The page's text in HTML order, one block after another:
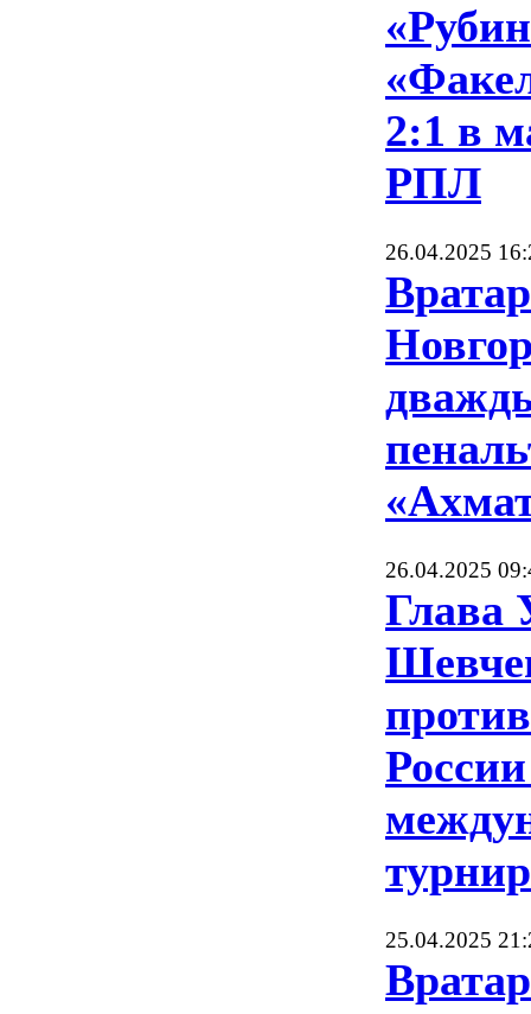
2:1 в
РПЛ
26.04.2025
26.04.2025
Глава
25.04.2025